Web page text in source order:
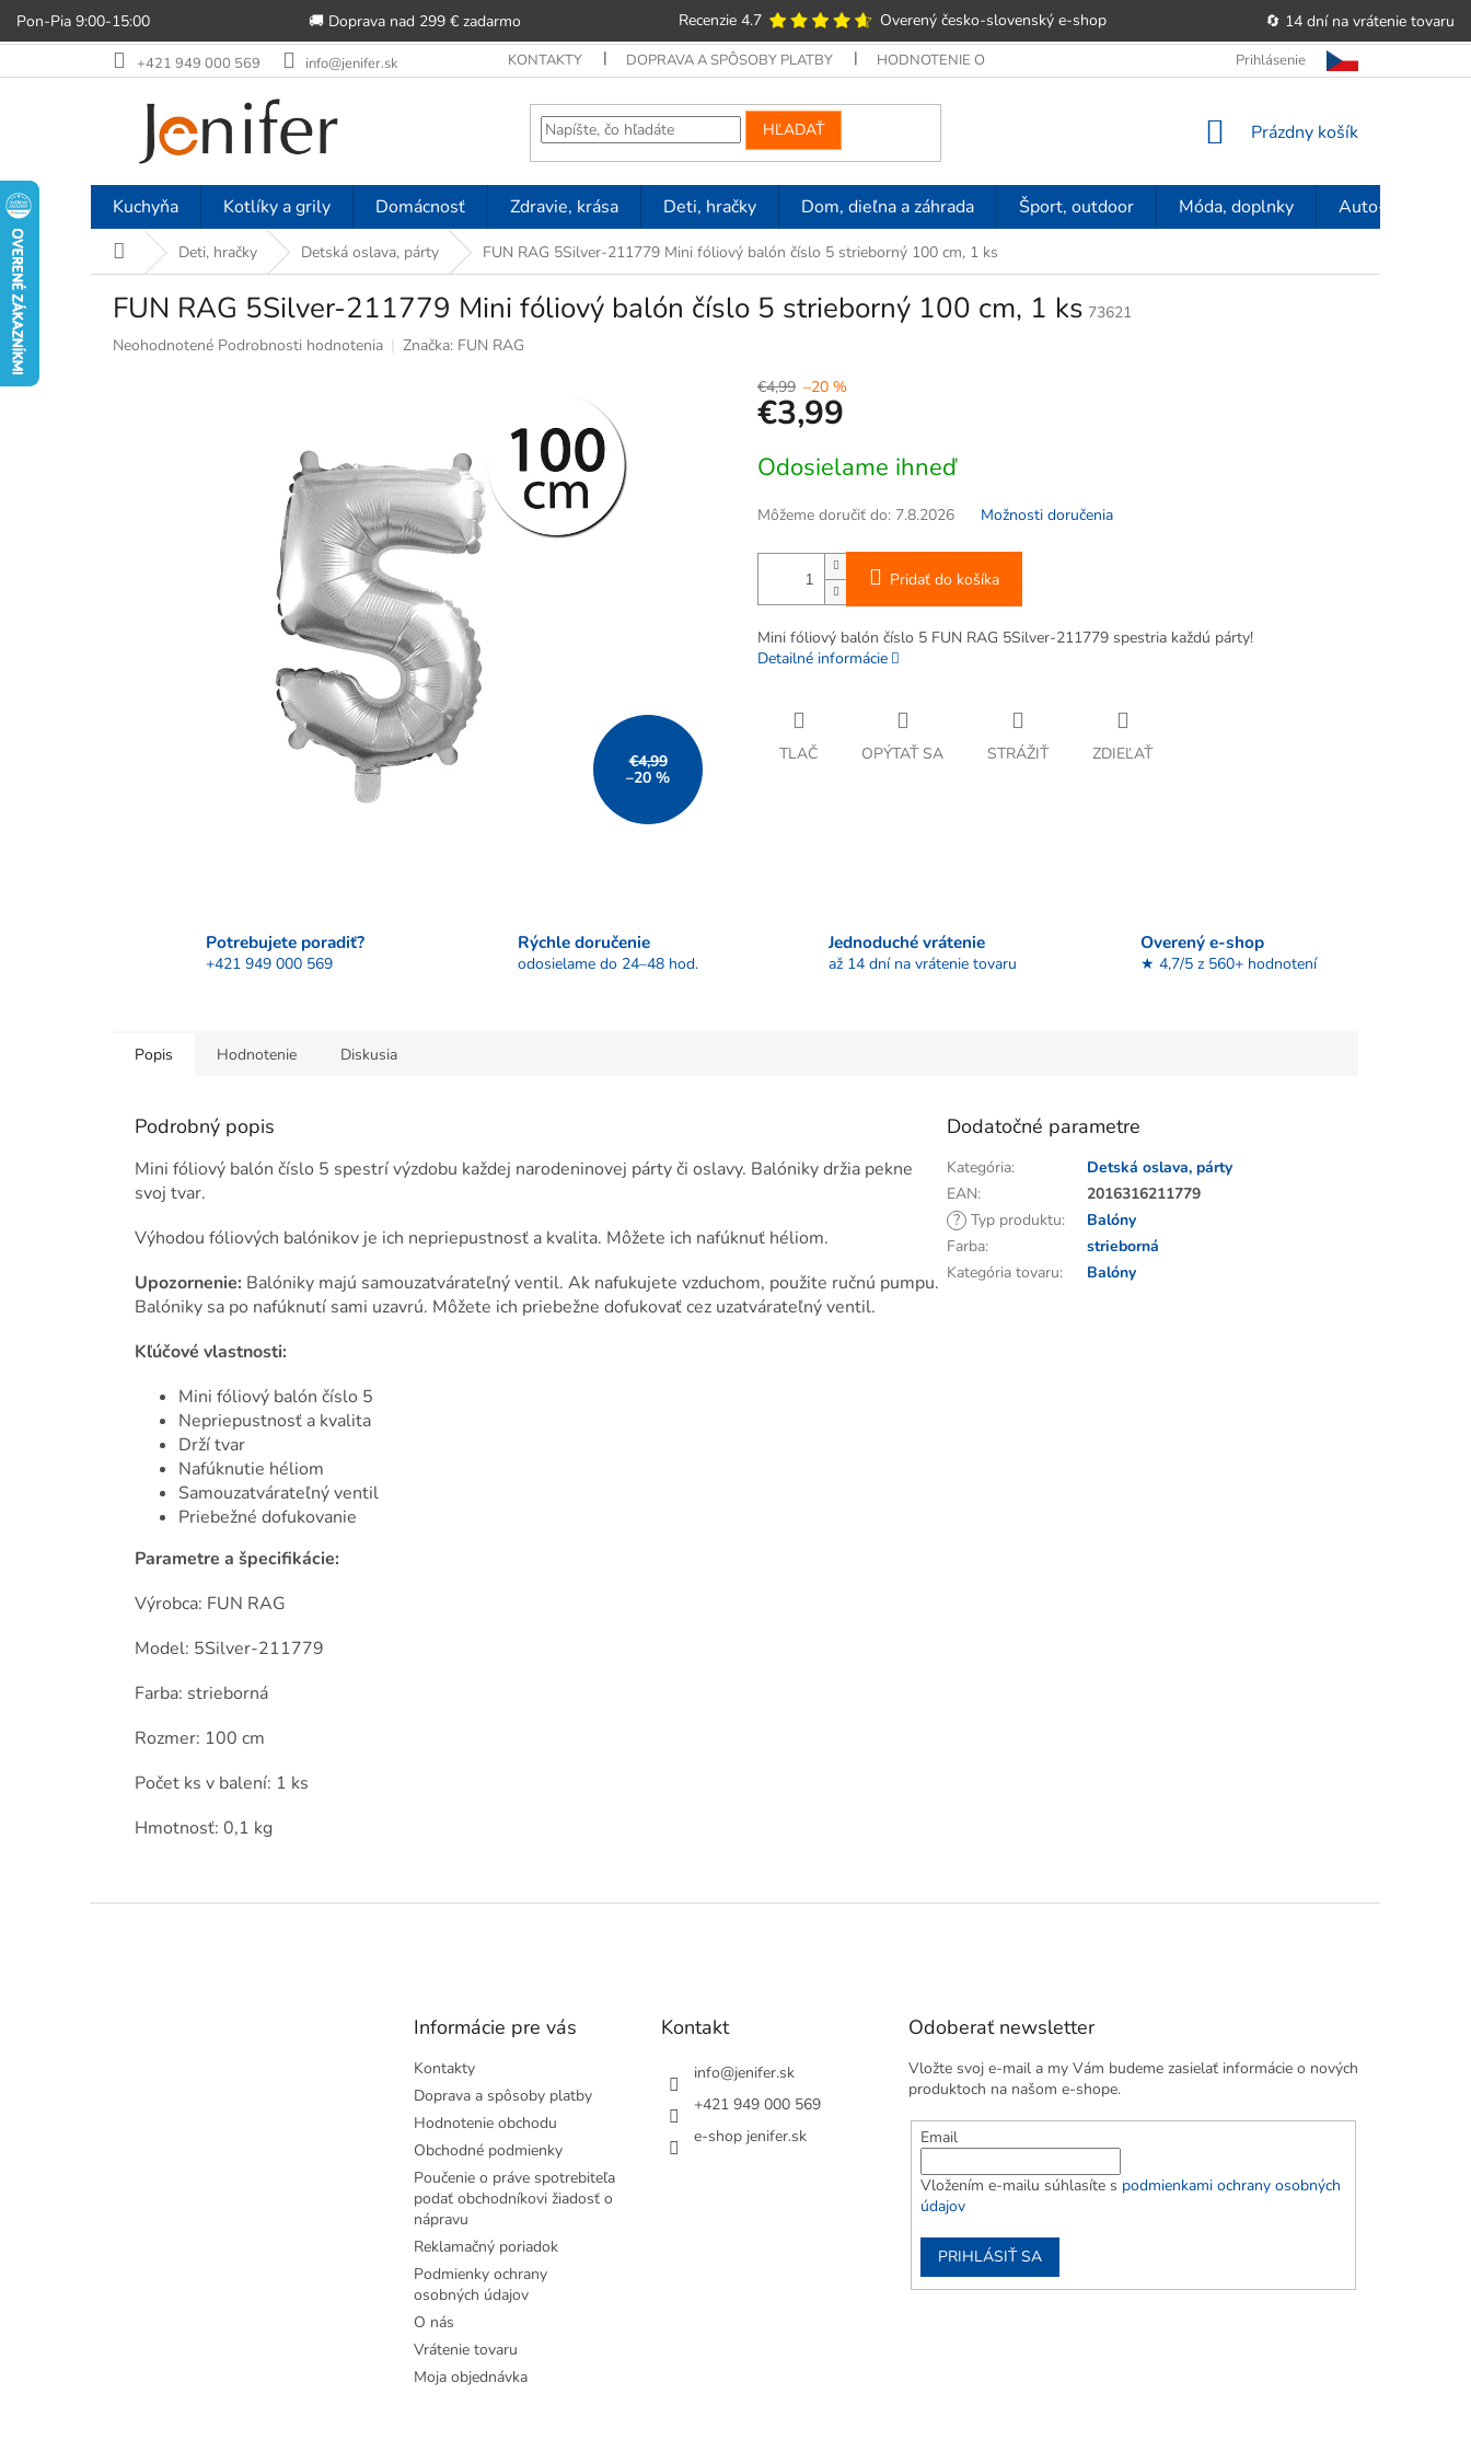
Pon-Pia 9:00-15:00 🚚 Doprava nad 299 € zadarmo Recenzie 4.7 Overený česko-slovenský e‑shop
🔄 14 dní na vrátenie tovaru
na
+421 949 000 569 info@jenifer.sk KONTAKTY DOPRAVA A SPÔSOBY PLATBY HODNOTENIE OBCHODU OBCHODNÉ PODMIENKY POUČENIE O PRÁVE
Prihlásenie
HĽADAŤ
NÁKUPNÝ
Prázdny košík
Kuchyňa Kotlíky a grily Domácnosť Zdravie, krása Deti, hračky Dom, dieľna a záhrada Šport, outdoor Móda, doplnky Auto-moto
DomovDeti, hračky Detská oslava, párty FUN RAG 5Silver-211779 Mini fóliový balón číslo 5 strieborný 100 cm, 1 ks
FUN RAG 5Silver-211779 Mini fóliový balón číslo 5 strieborný 100 cm, 1 ks 73621
Priemerné
Neohodnotené Podrobnosti hodnotenia Značka: FUN RAG
€4,99
–20 %
€4,99 –20 %
€3,99
cena:
Odosielame ihneď
Môžeme doručiť do: 7.8.2026 Možnosti doručenia
Pridať do košíka
Mini fóliový balón číslo 5 FUN RAG 5Silver-211779 spestria každú párty!
Detailné informácie
TLAČ OPÝTAŤ SA STRÁŽIŤ ZDIEĽAŤ
Potrebujete poradiť?
+421 949 000 569
Rýchle doručenie
odosielame do 24–48 hod.
Jednoduché vrátenie
až 14 dní na vrátenie tovaru
Overený e-shop
★ 4,7/5 z 560+ hodnotení
Popis Hodnotenie Diskusia
Podrobný popis
Mini fóliový balón číslo 5 spestrí výzdobu každej narodeninovej párty či oslavy. Balóniky držia pekne
svoj tvar.
Výhodou fóliových balónikov je ich nepriepustnosť a kvalita. Môžete ich nafúknuť héliom.
Upozornenie: Balóniky majú samouzatvárateľný ventil. Ak nafukujete vzduchom, použite ručnú pumpu.
Balóniky sa po nafúknutí sami uzavrú. Môžete ich priebežne dofukovať cez uzatvárateľný ventil.
Kľúčové vlastnosti:
Mini fóliový balón číslo 5
Nepriepustnosť a kvalita
Drží tvar
Nafúknutie héliom
Samouzatvárateľný ventil
Priebežné dofukovanie
Parametre a špecifikácie:
Výrobca: FUN RAG
Model: 5Silver-211779
Farba: strieborná
Rozmer: 100 cm
Počet ks v balení: 1 ks
Hmotnosť: 0,1 kg
Dodatočné parametre
Kategória:
Detská oslava, párty
EAN:
2016316211779
? Typ produktu:
Balóny
Farba:
strieborná
Kategória tovaru: Balóny
Informácie pre vás
Kontakty
Doprava a spôsoby platby
Hodnotenie obchodu
Obchodné podmienky
Poučenie o práve spotrebiteľa
podať obchodníkovi žiadosť o
nápravu
Reklamačný poriadok
Podmienky ochrany
osobných údajov
O nás
Vrátenie tovaru
Moja objednávka
Kontakt
info@jenifer.sk
+421 949 000 569
e-shop jenifer.sk
Odoberať newsletter
Vložte svoj e-mail a my Vám budeme zasielať informácie o nových
produktoch na našom e-shope.
Email
Vložením e-mailu súhlasíte s podmienkami ochrany osobných
údajov
PRIHLÁSIŤ SA